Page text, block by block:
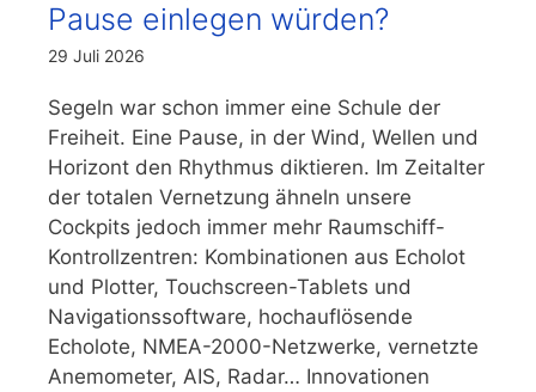
Pause einlegen würden?
29 Juli 2026
Segeln war schon immer eine Schule der
Freiheit. Eine Pause, in der Wind, Wellen und
Horizont den Rhythmus diktieren. Im Zeitalter
der totalen Vernetzung ähneln unsere
Cockpits jedoch immer mehr Raumschiff-
Kontrollzentren: Kombinationen aus Echolot
und Plotter, Touchscreen-Tablets und
Navigationssoftware, hochauflösende
Echolote, NMEA-2000-Netzwerke, vernetzte
Anemometer, AIS, Radar… Innovationen